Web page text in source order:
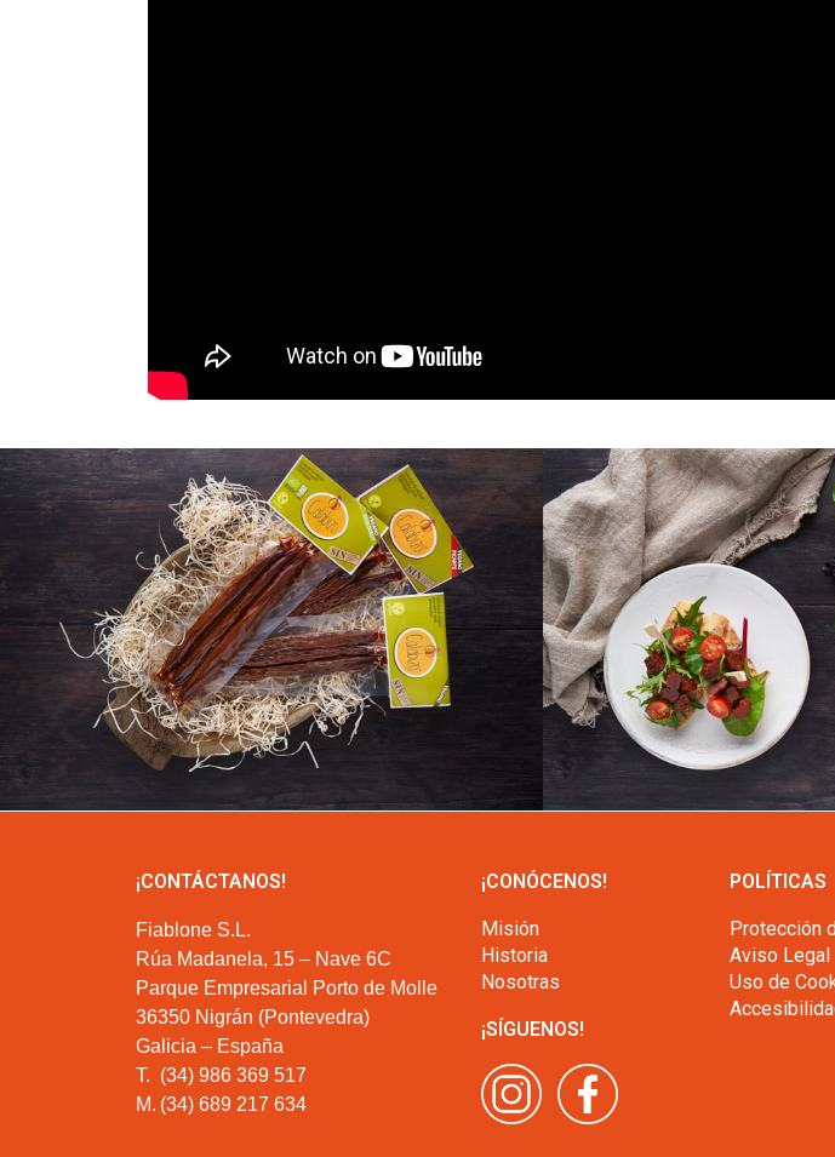
¡CONTÁCTANOS!
Fiablone S.L.
Rúa Madanela, 15 – Nave 6C
Parque Empresarial Porto de Molle
36350 Nigrán (Pontevedra)
Galicia – España
T. (34) 986 369 517
M. (34) 689 217 634
¡CONÓCENOS!
Misión
Historia
Nosotras
¡SÍGUENOS!
POLÍTICAS
Protección
Aviso Legal
Uso de